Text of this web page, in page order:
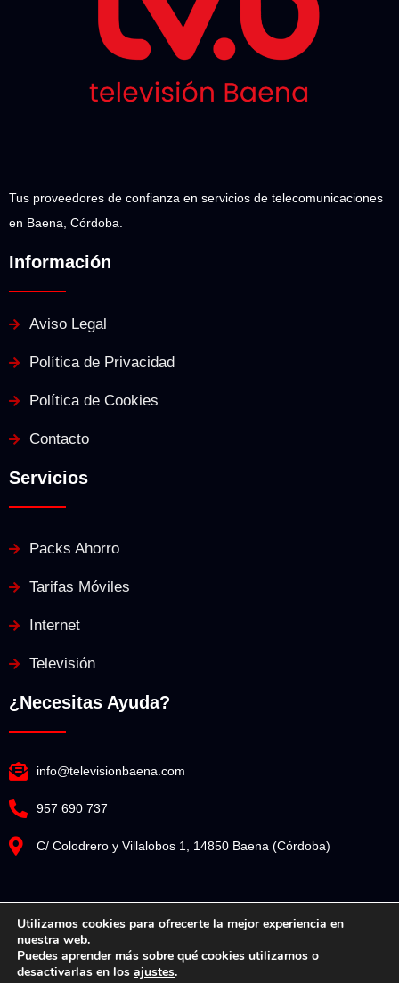
Tus proveedores de confianza en servicios de telecomunicaciones
en Baena, Córdoba.
Información
Aviso Legal
Política de Privacidad
Política de Cookies
Contacto
Servicios
Packs Ahorro
Tarifas Móviles
Internet
Televisión
¿Necesitas Ayuda?
info@televisionbaena.com
957 690 737
C/ Colodrero y Villalobos 1, 14850 Baena (Córdoba)
Televisión Baena© Copyright 2025. Todos los derechos reservados.
Utilizamos cookies para ofrecerte la mejor experiencia en
nuestra web.
Puedes aprender más sobre qué cookies utilizamos o
desactivarlas en los ajustes.